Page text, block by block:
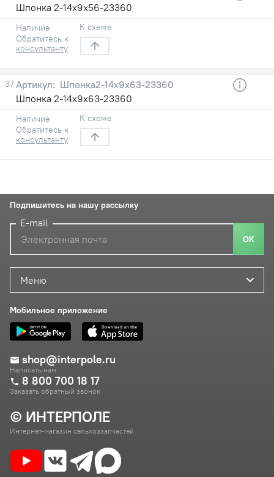
Шпонка 2-14х9х56-23360
Наличие
Обратитесь к
консультанту
К схеме
37
Шпонка2-14х9х63-23360
Шпонка 2-14х9х63-23360
Наличие
Обратитесь к
консультанту
К схеме
© ИНТЕРПОЛЕ
Интернет-магазин сельхоззапчастей
Меню
Мобильное приложение
shop@interpole.ru
Написать нам
8 800 700 18 17
Заказать обратный звонок
Подпишитесь на нашу рассылку
E-mail
ОК